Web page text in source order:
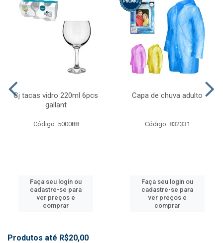
Cj tacas vidro 220ml 6pcs
gallant
Código: 500088
Faça seu login ou
cadastre-se para
ver preços e
comprar
Capa de chuva adulto
Código: 832331
Faça seu login ou
cadastre-se para
ver preços e
comprar
Produtos até R$20,00